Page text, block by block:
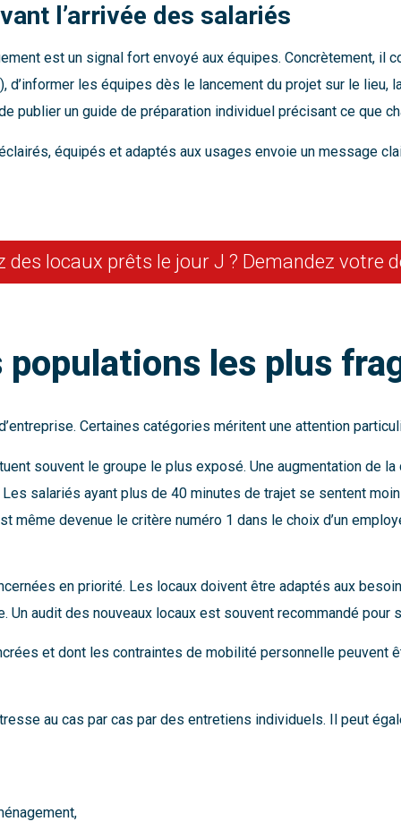
l’arrivée des salariés
est un signal fort envoyé aux équipes. Concrètement, il
les équipes dès le lancement du projet sur le lieu,
publier un guide de préparation individuel précisant ce que
équipés et adaptés aux usages envoie un message
des locaux prêts le jour J ? Demandez votre
les plus
Certaines catégories méritent une attention
souvent le groupe le plus exposé. Une augmentation de
salariés ayant plus de 40 minutes de trajet se sentent
devenue le critère numéro 1 dans le choix d’un
en priorité. Les locaux doivent être adaptés aux
audit des nouveaux locaux est souvent recommandé pour
et dont les contraintes de mobilité personnelle peuvent
au cas par cas par des entretiens individuels. Il peut